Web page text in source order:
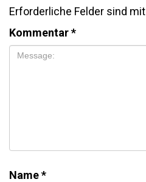
Erforderliche Felder sind mit
Kommentar*
Name*